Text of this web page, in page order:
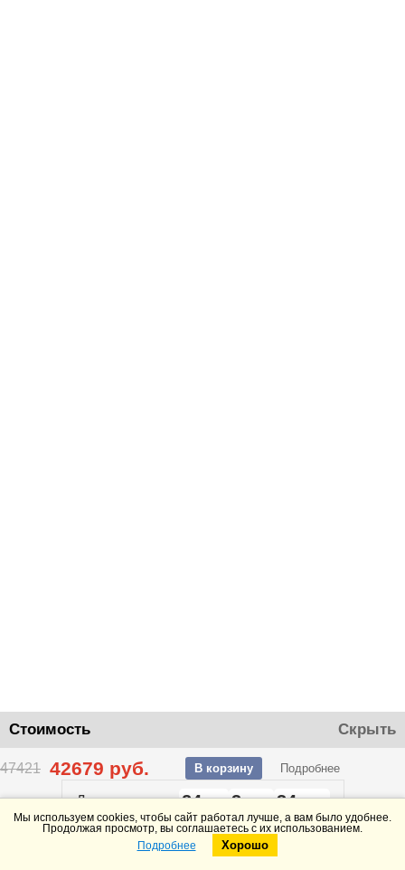
Стоимость Скрыть
47421 42679 руб. В корзину Подробнее
До конца акции24 3 34
Telegram
Мы используем cookies, чтобы сайт работал лучше, а вам было удобнее.
Продолжая просмотр, вы соглашаетесь с их использованием.
Подробнее
Хорошо